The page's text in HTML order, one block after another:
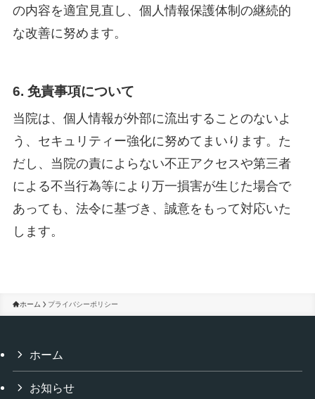
の内容を適宜見直し、個人情報保護体制の継続的
な改善に努めます。
6. 免責事項について
当院は、個人情報が外部に流出することのないよ
う、セキュリティー強化に努めてまいります。た
だし、当院の責によらない不正アクセスや第三者
による不当行為等により万一損害が生じた場合で
あっても、法令に基づき、誠意をもって対応いた
します。
ホーム プライバシーポリシー
ホーム
お知らせ